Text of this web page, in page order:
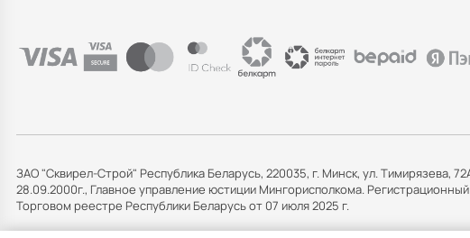
ЗАО "Сквирел-Строй" Республика Беларусь, 220035, г. Минск, ул. Тимирязева,
28.09.2000г., Главное управление юстиции Мингорисполкома.
Торговом реестре Республики Беларусь от 07 июля 2025 г.